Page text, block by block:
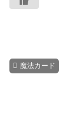
魔法カード